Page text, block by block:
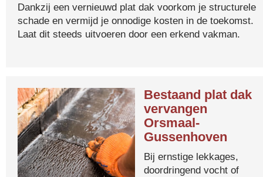
Dankzij een vernieuwd plat dak voorkom je structurele
schade en vermijd je onnodige kosten in de toekomst.
Laat dit steeds uitvoeren door een erkend vakman.
Bestaand plat dak
vervangen
Orsmaal-
Gussenhoven
Bij ernstige lekkages,
doordringend vocht of